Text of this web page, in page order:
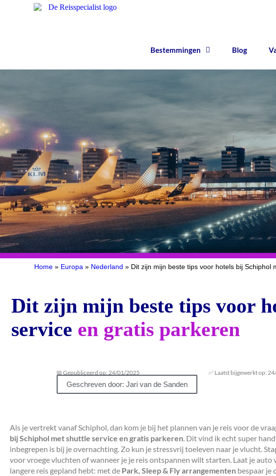
Bestemmingen Blog
Home » Europa » Nederland » Dit zijn mijn beste tips voor hotels bij
Dit zijn mijn beste tips voor
service en gratis parkeren
📅 Gepubliceerd op: 24/01/2025 ✅ Laatst bijgewerkt op:
Geschreven door: Jari van de Sanden
Als je vertrekt vanaf Schiphol, dan kom je bij het plannen van je reis voor de
bij Schiphol met shuttle service en gratis parkeren. Dit vind ik echt super
inbegrepen is bij je overnachting. Zo kun je stressvrij toeleven naar je vlucht.
voor vroege vluchten of wanneer je je reis ontspannen wilt starten. Laat je
langere reis gepland hebt: met de Park, Sleep & Fly arrangementen bespaar je